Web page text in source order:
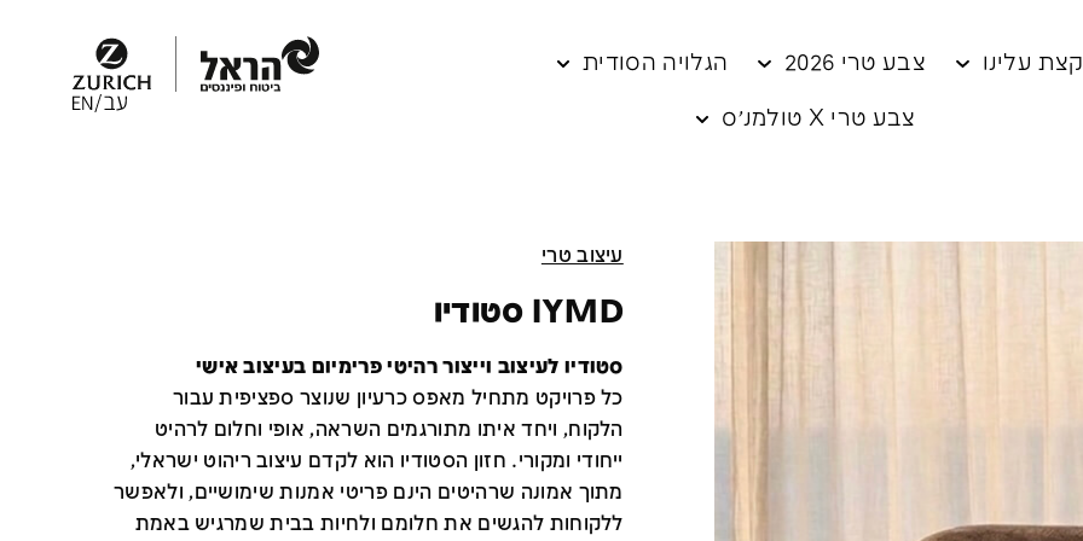
קצת עלינו צבע טרי 2026 הגלויה הסודית
צבע טרי X טולמנ׳ס
עיצוב טרי
IYMD סטודיו
סטודיו לעיצוב וייצור רהיטי פרימיום בעיצוב אישי
כל פרויקט מתחיל מאפס כרעיון שנוצר ספציפית עבור
הלקוח, ויחד איתו מתורגמים השראה, אופי וחלום לרהיט
ייחודי ומקורי. חזון הסטודיו הוא לקדם עיצוב ריהוט ישראלי,
מתוך אמונה שרהיטים הינם פריטי אמנות שימושיים, ולאפשר
ללקוחות להגשים את חלומם ולחיות בבית שמרגיש באמת